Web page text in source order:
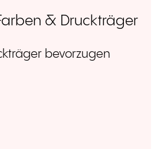
& Druckträger
bevorzugen